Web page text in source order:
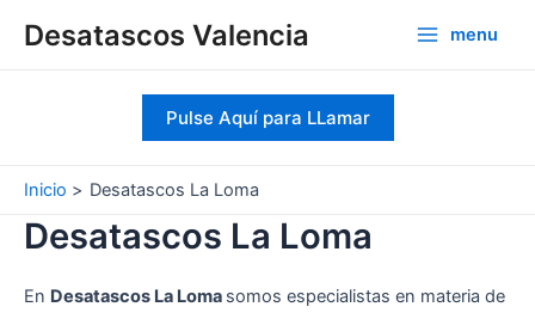
Desatascos Valencia menu
Pulse Aquí para LLamar
Inicio Desatascos La Loma
Desatascos La Loma
En Desatascos La Loma somos especialistas en materia de